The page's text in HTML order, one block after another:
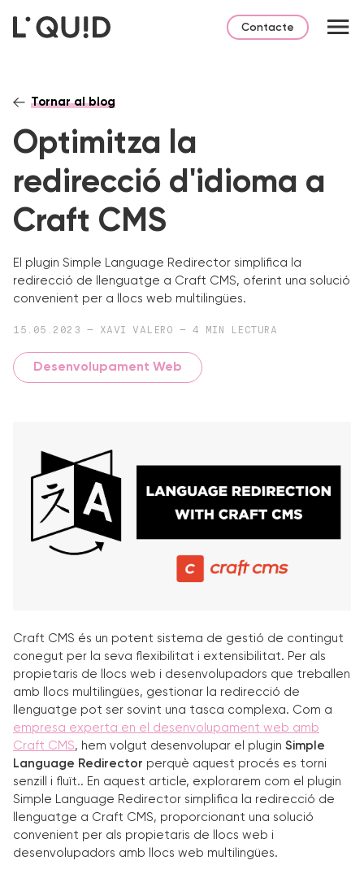
Contacte
Tornar al blog
Optimitza la
redirecció d'idioma a
Craft CMS
El plugin Simple Language Redirector simplifica la
redirecció de llenguatge a Craft CMS, oferint una solució
convenient per a llocs web multilingües.
15.05.2023 — XAVI VALERO — 4 MIN LECTURA
Desenvolupament Web
Craft CMS és un potent sistema de gestió de contingut
conegut per la seva flexibilitat i extensibilitat. Per als
propietaris de llocs web i desenvolupadors que treballen
amb llocs multilingües, gestionar la redirecció de
llenguatge pot ser sovint una tasca complexa. Com a
empresa experta en el desenvolupament web amb
Craft CMS, hem volgut desenvolupar el plugin Simple
Language Redirector perquè aquest procés es torni
senzill i fluït.. En aquest article, explorarem com el plugin
Simple Language Redirector simplifica la redirecció de
llenguatge a Craft CMS, proporcionant una solució
convenient per als propietaris de llocs web i
desenvolupadors amb llocs web multilingües.